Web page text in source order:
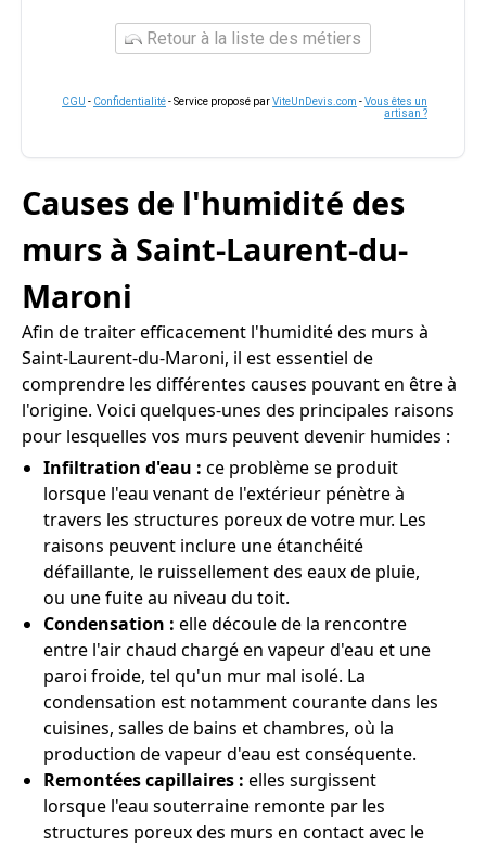
Retour à la liste des métiers
CGU - Confidentialité- Service proposé parViteUnDevis.com -Vous êtes un
artisan ?
Causes de l'humidité des
murs à Saint-Laurent-du-
Maroni
Afin de traiter efficacement l'humidité des murs à
Saint-Laurent-du-Maroni, il est essentiel de
comprendre les différentes causes pouvant en être à
l'origine. Voici quelques-unes des principales raisons
pour lesquelles vos murs peuvent devenir humides :
Infiltration d'eau : ce problème se produit
lorsque l'eau venant de l'extérieur pénètre à
travers les structures poreux de votre mur. Les
raisons peuvent inclure une étanchéité
défaillante, le ruissellement des eaux de pluie,
ou une fuite au niveau du toit.
Condensation : elle découle de la rencontre
entre l'air chaud chargé en vapeur d'eau et une
paroi froide, tel qu'un mur mal isolé. La
condensation est notamment courante dans les
cuisines, salles de bains et chambres, où la
production de vapeur d'eau est conséquente.
Remontées capillaires : elles surgissent
lorsque l'eau souterraine remonte par les
structures poreux des murs en contact avec le